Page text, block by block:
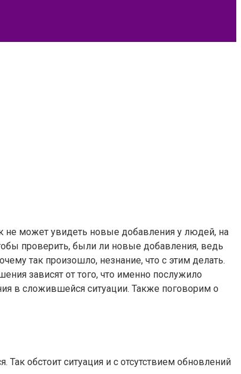
не может увидеть новые добавления у людей, на
проверить, были ли новые добавления, ведь
так произошло, незнание, что с этим делать.
зависят от того, что именно послужило
в сложившейся ситуации. Также поговорим о
обстоит ситуация и с отсутствием обновлений